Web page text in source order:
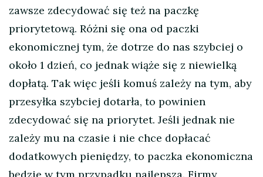
zawsze zdecydować się też na paczkę
priorytetową. Różni się ona od paczki
ekonomicznej tym, że dotrze do nas szybciej o
około 1 dzień, co jednak wiąże się z niewielką
dopłatą. Tak więc jeśli komuś zależy na tym, aby
przesyłka szybciej dotarła, to powinien
zdecydować się na priorytet. Jeśli jednak nie
zależy mu na czasie i nie chce dopłacać
dodatkowych pieniędzy, to paczka ekonomiczna
będzie w tym przypadku najlepsza. Firmy